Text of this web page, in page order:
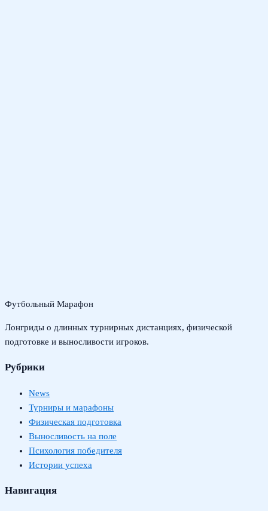
Футбольный Марафон
Лонгриды о длинных турнирных дистанциях, физической
подготовке и выносливости игроков.
Рубрики
News
Турниры и марафоны
Физическая подготовка
Выносливость на поле
Психология победителя
Истории успеха
Навигация